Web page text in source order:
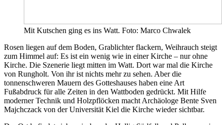
Mit Kutschen ging es ins Watt. Foto: Marco Chwalek
Rosen liegen auf dem Boden, Grablichter flackern, Weihrauch steigt
zum Himmel auf: Es ist ein wenig wie in einer Kirche – nur ohne
Kirche. Die Szenerie liegt mitten im Watt. Dort war mal die Kirche
von Rungholt. Von ihr ist nichts mehr zu sehen. Aber die
tonnenschweren Mauern des Gotteshauses haben eine Art
Fußabdruck für alle Zeiten in den Wattboden gedrückt. Mit Hilfe
moderner Technik und Holzpflöcken macht Archäologe Bente Sven
Majchczack von der Universität Kiel die Kirche wieder sichtbar.